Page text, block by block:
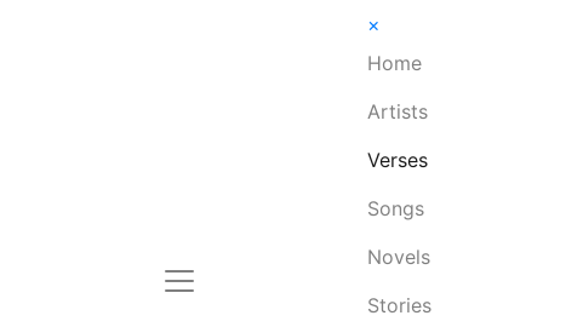
×
Home
Artists
Verses
Songs
Novels
Stories